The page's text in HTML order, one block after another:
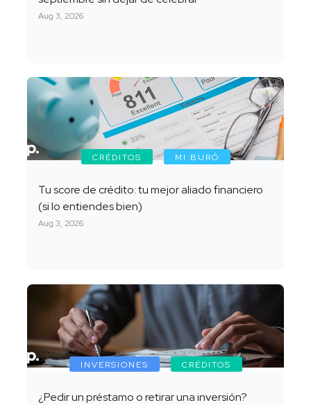
Aug 3, 2026
CRÉDITOS MI BURÓ
Tu score de crédito: tu mejor aliado financiero
(si lo entiendes bien)
Aug 3, 2026
INVERSIONES CRÉDITOS
¿Pedir un préstamo o retirar una inversión?